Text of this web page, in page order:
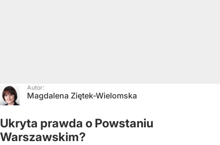
Autor:
Magdalena Ziętek-Wielomska
Ukryta prawda o Powstaniu
Warszawskim?